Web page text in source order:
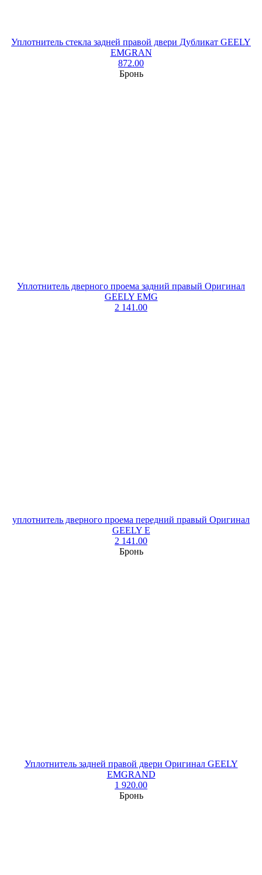
Уплотнитель стекла задней правой двери Дубликат GEELY
EMGRAN
872.00
Бронь
Уплотнитель дверного проема задний правый Оригинал
GEELY EMG
2 141.00
уплотнитель дверного проема передний правый Оригинал
GEELY E
2 141.00
Бронь
Уплотнитель задней правой двери Оригинал GEELY
EMGRAND
1 920.00
Бронь